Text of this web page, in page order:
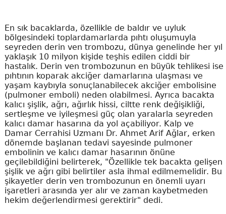
En sık bacaklarda, özellikle de baldır ve uyluk
bölgesindeki toplardamarlarda pıhtı oluşumuyla
seyreden derin ven trombozu, dünya genelinde her yıl
yaklaşık 10 milyon kişide teşhis edilen ciddi bir
hastalık. Derin ven trombozunun en büyük tehlikesi ise
pıhtının koparak akciğer damarlarına ulaşması ve
yaşam kaybıyla sonuçlanabilecek akciğer embolisine
(pulmoner emboli) neden olabilmesi. Ayrıca bacakta
kalıcı şişlik, ağrı, ağırlık hissi, ciltte renk değişikliği,
sertleşme ve iyileşmesi güç olan yaralarla seyreden
kalıcı damar hasarına da yol açabiliyor. Kalp ve
Damar Cerrahisi Uzmanı Dr. Ahmet Arif Ağlar, erken
dönemde başlanan tedavi sayesinde pulmoner
embolinin ve kalıcı damar hasarının önüne
geçilebildiğini belirterek, "Özellikle tek bacakta gelişen
şişlik ve ağrı gibi belirtiler asla ihmal edilmemelidir. Bu
şikayetler derin ven trombozunun en önemli uyarı
işaretleri arasında yer alır ve zaman kaybetmeden
hekim değerlendirmesi gerektirir" dedi.